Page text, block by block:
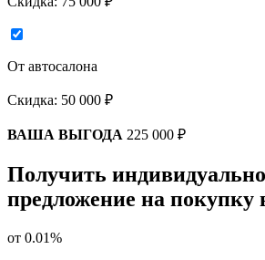
От автосалона
Скидка: 50 000 ₽
ВАША ВЫГОДА 225 000 ₽
Получить
предложение на покупку
от 0.01%